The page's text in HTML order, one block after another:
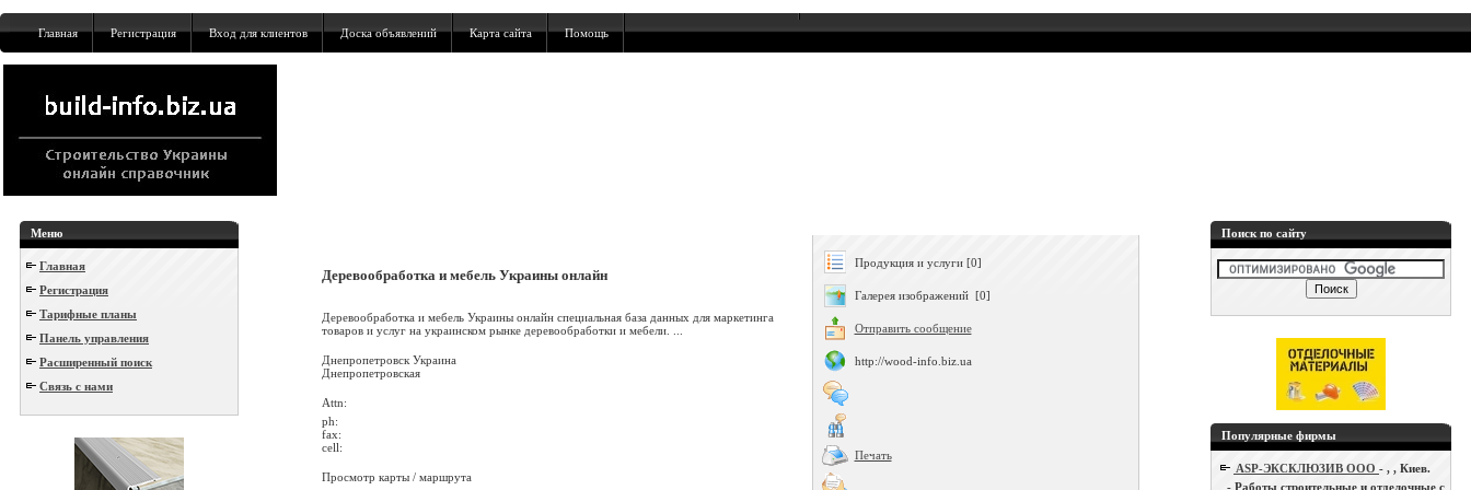
Главная Регистрация Вход для клиентов Доска объявлений Карта сайта Помощь
Меню
Главная
Регистрация
Тарифные планы
Панель управления
Расширенный поиск
Связь с нами
Деревообработка и мебель Украины онлайн
Деревообработка и мебель Украины онлайн специальная база данных для маркетинга
товаров и услуг на украинском рынке деревообработки и мебели. ...
Днепропетровск Украина
Днепропетровская
Attn:
ph:
fax:
cell:
Просмотр карты / маршрута
Продукция и услуги [0]
Галерея изображений [0]
Отправить сообщение
http://wood-info.biz.ua
Печать
Поиск по сайту
Популярные фирмы
ASP-ЭКСКЛЮЗИВ ООО - , , Киев.
- Работы строительные и отделочные с